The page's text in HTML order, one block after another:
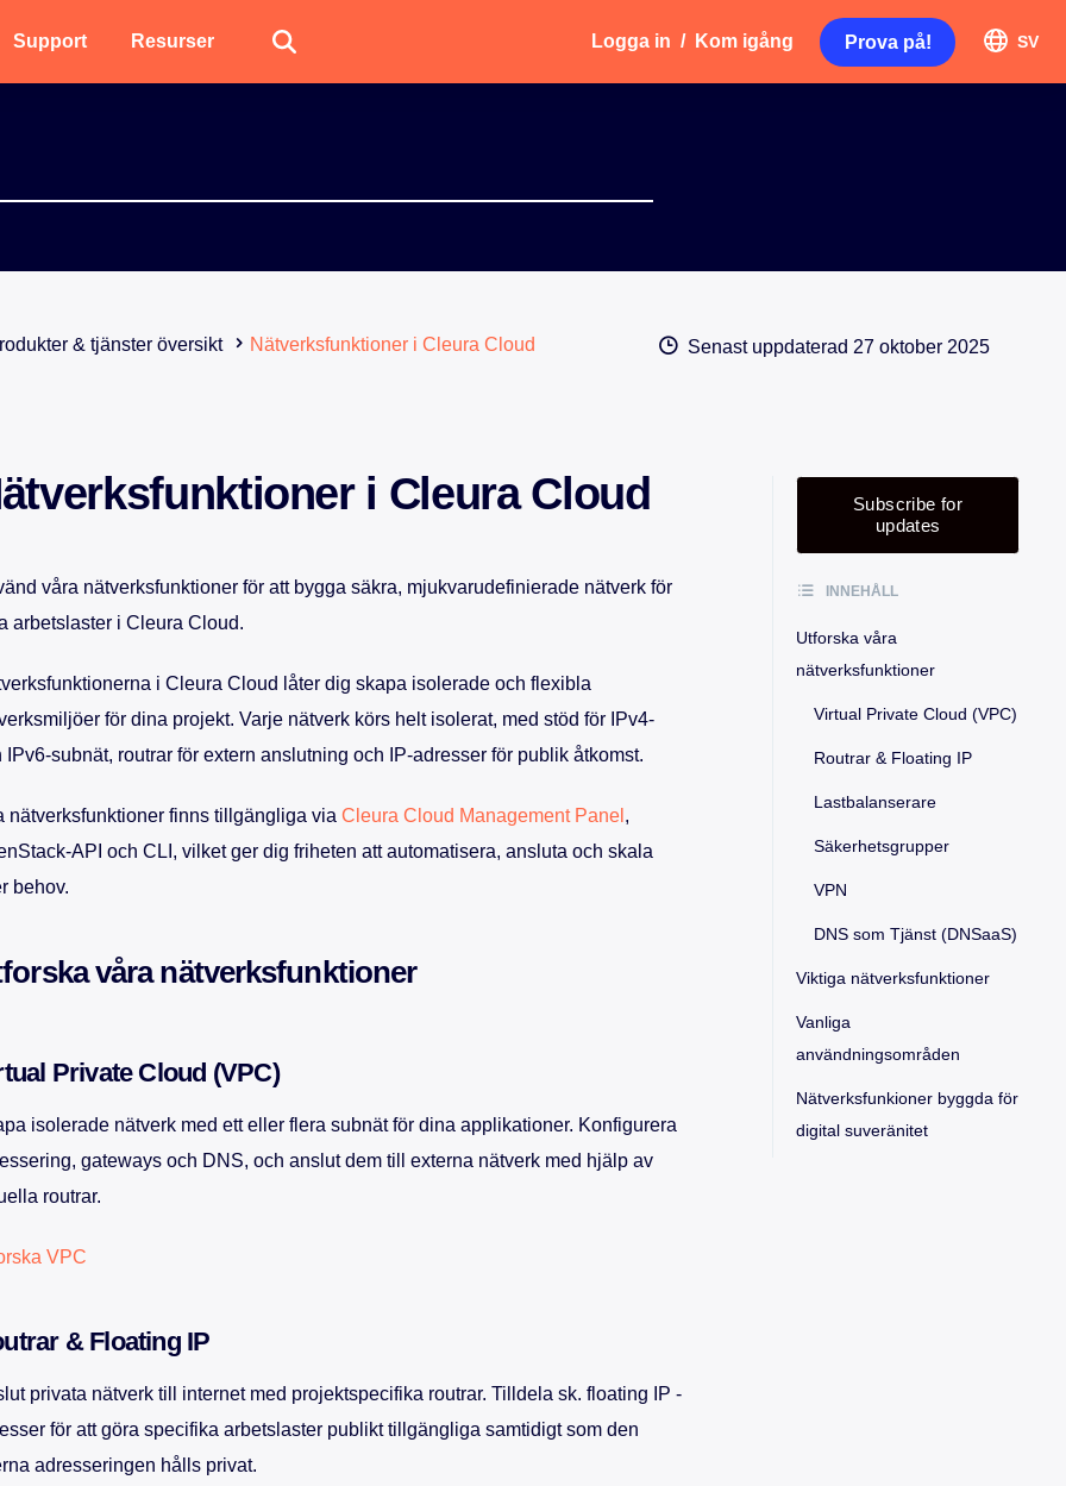
Support Resurser Logga in / Kom igång Prova på! SV
& tjänster översikt Nätverksfunktioner i Cleura Cloud Senast uppdaterad 27 oktober 2025
i Cleura Cloud
våra nätverksfunktioner för att bygga säkra, mjukvarudefinierade nätverk för
arbetslaster i Cleura Cloud.
i Cleura Cloud låter dig skapa isolerade och flexibla
för dina projekt. Varje nätverk körs helt isolerat, med stöd för IPv4-
IPv6-subnät, routrar för extern anslutning och IP-adresser för publik åtkomst.
nätverksfunktioner finns tillgängliga via Cleura Cloud Management Panel ,
API och CLI, vilket ger dig friheten att automatisera, ansluta och skala
behov.
våra nätverksfunktioner
Private Cloud (VPC)
isolerade nätverk med ett eller flera subnät för dina applikationer. Konfigurera
gateways och DNS, och anslut dem till externa nätverk med hjälp av
routrar.
VPC
& Floating IP
privata nätverk till internet med projektspecifika routrar. Tilldela sk. floating IP -
för att göra specifika arbetslaster publikt tillgängliga samtidigt som den
adresseringen hålls privat.
Subscribe for
updates
INNEHÅLL
Utforska våra
nätverksfunktioner
Virtual Private Cloud (VPC)
Routrar & Floating IP
Lastbalanserare
Säkerhetsgrupper
VPN
DNS som Tjänst (DNSaaS)
Viktiga nätverksfunktioner
Vanliga
användningsområden
Nätverksfunkioner byggda för
digital suveränitet